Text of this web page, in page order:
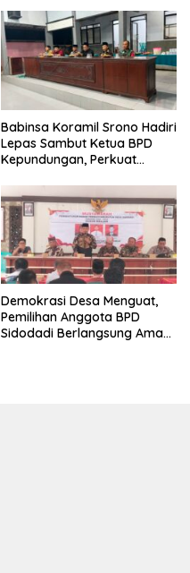
Generasi Disiplin dan Berjiwa
Nasionalis
Babinsa Koramil Srono Hadiri
Lepas Sambut Ketua BPD
Kepundungan, Perkuat
Demokrasi Desa Menguat,
Pemilihan Anggota BPD
Sidodadi Berlangsung Aman